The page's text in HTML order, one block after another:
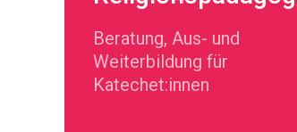
Beratung, Aus- und
Weiterbildung für
Katechet:innen